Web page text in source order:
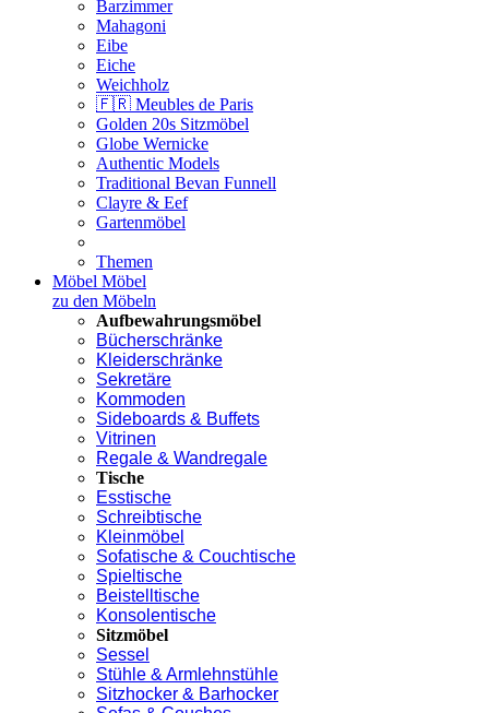
Barzimmer
Mahagoni
Eibe
Eiche
Weichholz
🇫🇷 Meubles de Paris
Golden 20s Sitzmöbel
Globe Wernicke
Authentic Models
Traditional Bevan Funnell
Clayre & Eef
Gartenmöbel
Themen
Möbel Möbel
zu den Möbeln
Aufbewahrungsmöbel
Bücherschränke
Kleiderschränke
Sekretäre
Kommoden
Sideboards & Buffets
Vitrinen
Regale & Wandregale
Tische
Esstische
Schreibtische
Kleinmöbel
Sofatische & Couchtische
Spieltische
Beistelltische
Konsolentische
Sitzmöbel
Sessel
Stühle & Armlehnstühle
Sitzhocker & Barhocker